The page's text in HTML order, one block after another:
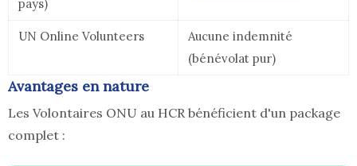
pays)
UN Online Volunteers
Aucune indemnité
(bénévolat pur)
Avantages en nature
Les Volontaires ONU au HCR bénéficient d'un package
complet :